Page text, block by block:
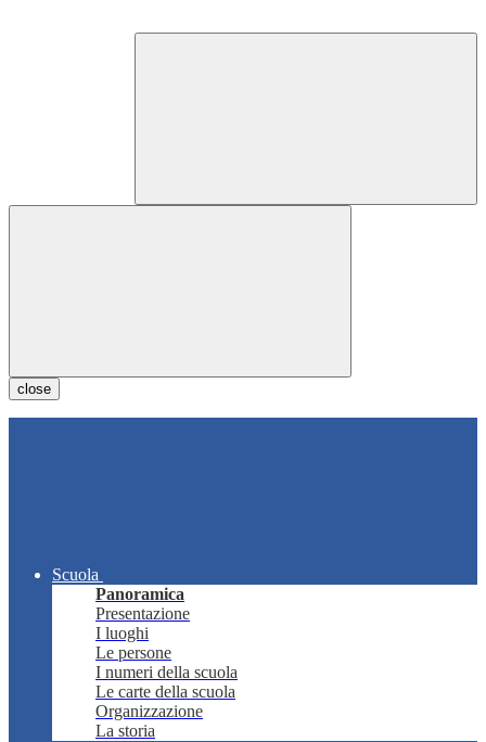
close
Scuola
Panoramica
Presentazione
I luoghi
Le persone
I numeri della scuola
Le carte della scuola
Organizzazione
La storia